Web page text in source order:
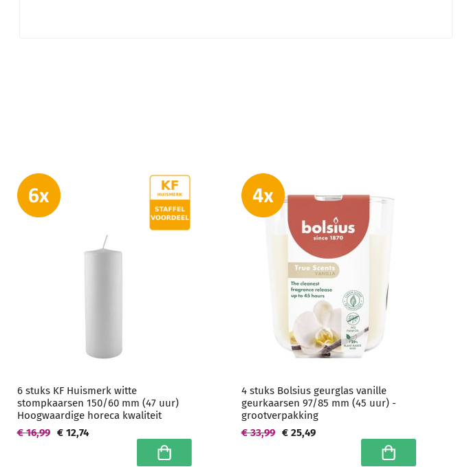
6 stuks KF Huismerk witte
stompkaarsen 150/60 mm (47 uur)
Hoogwaardige horeca kwaliteit
€ 12,74
€ 16,99
In winkelwagen
4 stuks Bolsius geurglas vanille
geurkaarsen 97/85 mm (45 uur) -
grootverpakking
€ 25,49
€ 33,99
In winkelwagen